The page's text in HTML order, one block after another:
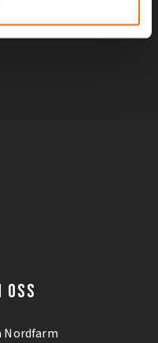
exempel
OSS
Nordfarm